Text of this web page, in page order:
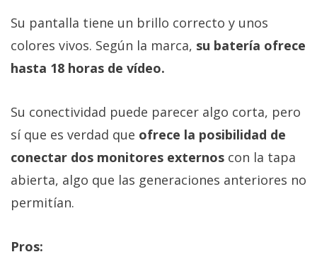
Su pantalla tiene un brillo correcto y unos
colores vivos. Según la marca, su batería ofrece
hasta 18 horas de vídeo.
Su conectividad puede parecer algo corta, pero
sí que es verdad que ofrece la posibilidad de
conectar dos monitores externos con la tapa
abierta, algo que las generaciones anteriores no
permitían.
Pros: